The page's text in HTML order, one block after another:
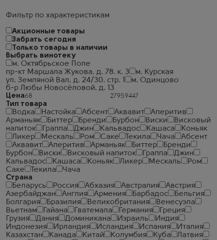
Фильтр по характеристикам
Акционные товары
Забрать сегодня
Только товары в наличии
Выбрать винотеку
м. Октябрьское Поле
пр-кт Маршала Жукова. д. 78. к. 3
м. Курская
ул. Земляной Вал. д. 24/30. стр. 1
м. Одинцово
б-р Любы Новосёловой. д. 13
Цена
Тип товара
Водка
Настойка Абсент Аквавит
Аперитив
Арманьяк
Биттер Бренди Бурбон Виски
Висковый
напиток
Граппа Джин Кальвадос Кашаса
Коньяк
Ликер
Мескаль Ром Саке Текила Чача
Абсент
Аквавит
Аперитив Арманьяк Биттер
Бренди
Бурбон
Виски Висковый напиток Граппа
Джин
Кальвадос
Кашаса Коньяк Ликер Мескаль
Ром
Саке
Текила
Чача
Страна
Беларусь
Россия Абхазия Австралия
Австрия
Азербайджан
Англия Армения Барбадос
Бельгия
Болгария
Бразилия Великобритания
Венесуэла
Вьетнам
Гайана Гватемала Германия
Греция
Грузия
Дания Доминикана Израиль
Индия
Индонезия
Ирландия Исландия Испания
Италия
Казахстан
Канада Китай Колумбия Куба
Латвия